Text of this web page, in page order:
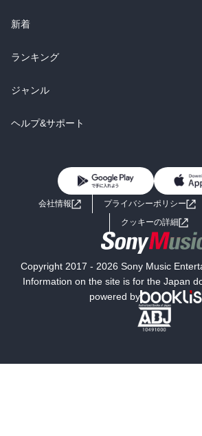
ラノベ
雑誌・グラビア
BL・TL
総合
ラノベ
雑誌・グラビア
BL・TL
新着
総合
ラノベ
雑誌・グラビア
ランキング
総合
ラノベ
ジャンル
コミック
ライトノベル 男子向
小説
海外小説
ミステリー SF
文学
ヘルプ&サポート
よくあるご質問 お問い合
会社情報 プライバシーポリシー
クッキーの詳細
Copyright 2017 - 2026 Sony Music
Information on the site is for the Japan
powered by